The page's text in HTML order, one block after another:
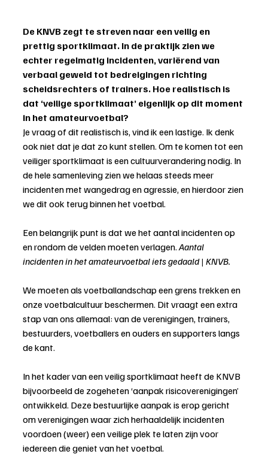
De KNVB zegt te streven naar een veilig en
prettig sportklimaat. In de praktijk zien we
echter regelmatig incidenten, variërend van
verbaal geweld tot bedreigingen richting
scheidsrechters of trainers. Hoe realistisch is
dat ‘veilige sportklimaat’ eigenlijk op dit moment
in het amateurvoetbal?
Je vraag of dit realistisch is, vind ik een lastige. Ik denk
ook niet dat je dat zo kunt stellen. Om te komen tot een
veiliger sportklimaat is een cultuurverandering nodig. In
de hele samenleving zien we helaas steeds meer
incidenten met wangedrag en agressie, en hierdoor zien
we dit ook terug binnen het voetbal.
Een belangrijk punt is dat we het aantal incidenten op
en rondom de velden moeten verlagen. Aantal
incidenten in het amateurvoetbal iets gedaald | KNVB.
We moeten als voetballandschap een grens trekken en
onze voetbalcultuur beschermen. Dit vraagt een extra
stap van ons allemaal: van de verenigingen, trainers,
bestuurders, voetballers en ouders en supporters langs
de kant.
In het kader van een veilig sportklimaat heeft de KNVB
bijvoorbeeld de zogeheten ‘aanpak risicoverenigingen’
ontwikkeld. Deze bestuurlijke aanpak is erop gericht
om verenigingen waar zich herhaaldelijk incidenten
voordoen (weer) een veilige plek te laten zijn voor
iedereen die geniet van het voetbal.